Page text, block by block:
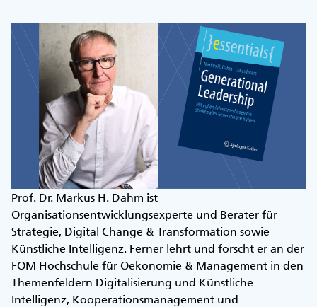
Prof. Dr. Markus H. Dahm ist
Organisationsentwicklungsexperte und Berater für
Strategie, Digital Change & Transformation sowie
Künstliche Intelligenz. Ferner lehrt und forscht er an der
FOM Hochschule für Oekonomie & Management in den
Themenfeldern Digitalisierung und Künstliche
Intelligenz, Kooperationsmanagement und